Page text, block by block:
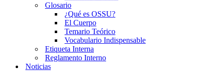
Glosario
¿Qué es OSSU?
El Cuerpo
Temario Teórico
Vocabulario Indispensable
Etiqueta Interna
Reglamento Interno
Noticias